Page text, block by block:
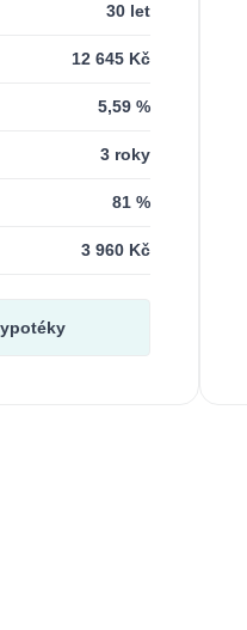
30 let
12 645 Kč
5,59 %
3 roky
81 %
3 960 Kč